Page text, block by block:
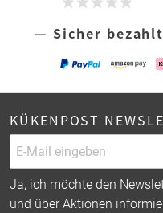
— Sicher
KÜKENPOST
Ja, ich möchte den
und über Aktionen